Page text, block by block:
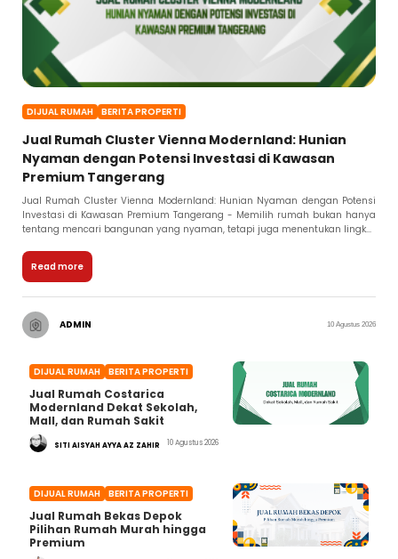
DIJUAL RUMAH BERITA PROPERTI
Jual Rumah Cluster Vienna Modernland: Hunian
Nyaman dengan Potensi Investasi di Kawasan
Premium Tangerang
Jual Rumah Cluster Vienna Modernland: Hunian Nyaman dengan Potensi
Investasi di Kawasan Premium Tangerang - Memilih rumah bukan hanya
tentang mencari bangunan yang nyaman, tetapi juga menentukan lingk...
Read more
ADMIN 10 Agustus 2026
DIJUAL RUMAH BERITA PROPERTI
Jual Rumah Costarica
Modernland Dekat Sekolah,
Mall, dan Rumah Sakit
SITI AISYAH AYYA AZ ZAHIR 10 Agustus 2026
DIJUAL RUMAH BERITA PROPERTI
Jual Rumah Bekas Depok
Pilihan Rumah Murah hingga
Premium